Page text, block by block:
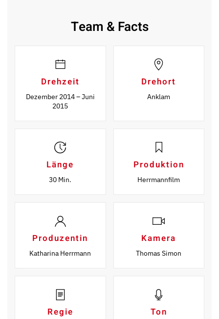
Team & Facts
Drehzeit
Dezember 2014 – Juni
2015
Drehort
Anklam
Länge
30 Min.
Produktion
Herrmannfilm
Produzentin
Katharina Herrmann
Kamera
Thomas Simon
Regie Ton